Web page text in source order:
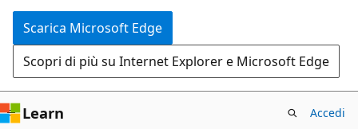
Scarica Microsoft Edge
Scopri di più su Internet Explorer e Microsoft Edge
Learn Accedi